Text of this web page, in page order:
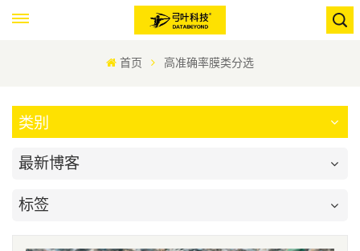
首页 高准确率膜类分选
类别
最新博客
标签